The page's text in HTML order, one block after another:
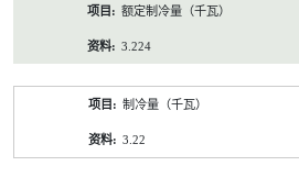
额定制冷量（千瓦）
3.224
制冷量（千瓦）
3.22